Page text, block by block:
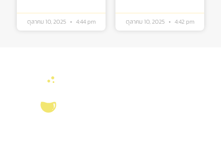
ตุลาคม 10, 2025 4:44 pm ตุลาคม 10, 2025 4:42 pm